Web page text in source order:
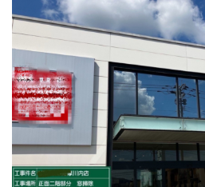
プライバシーポリシー
お問い合わせ
施工事例
スタッフブログ